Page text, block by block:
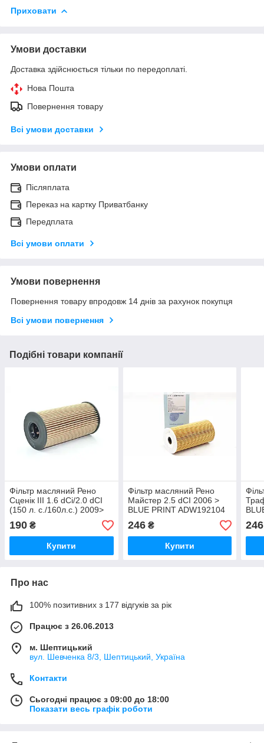
Приховати
Умови доставки
Доставка здійснюється тільки по передоплаті.
Нова Пошта
Повернення товару
Всі умови доставки
Умови оплати
Післяплата
Переказ на картку Приватбанку
Передплата
Всі умови оплати
Умови повернення
Повернення товару впродовж 14 днів за рахунок покупця
Всі умови повернення
Подібні товари компанії
Фільтр масляний Рено
Сценік III 1.6 dCi/2.0 dCI
(150 л. с./160л.с.) 2009>
NIPPARTS (Нідерланди)
N1311037
190 ₴
Купити
Фільтр масляний Рено
Майстер 2.5 dCI 2006 >
BLUE PRINT ADW192104
246₴
Купити
246
Про нас
100% позитивних з 177 відгуків за рік
Працює з 26.06.2013
м. Шептицький
вул. Шевченка 8/3, Шептицький, Україна
Контакти
Сьогодні працює з 09:00 до 18:00
Показати весь графік роботи